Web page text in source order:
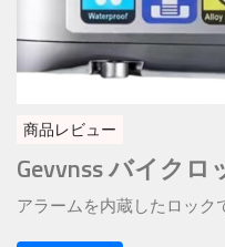
商品レビュー
Gevvnss バイク
アラームを内蔵したロック